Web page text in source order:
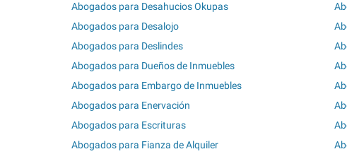
Abogados para Desahucios Okupas
Abogados para Desalojo
Abogados para Deslindes
Abogados para Dueños de Inmuebles
Abogados para Embargo de Inmuebles
Abogados para Enervación
Abogados para Escrituras
Abogados para Fianza de Alquiler